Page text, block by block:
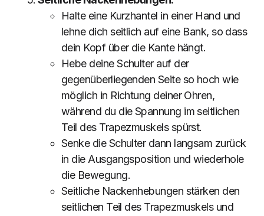
Halte eine Kurzhantel in einer Hand und
lehne dich seitlich auf eine Bank, so dass
dein Kopf über die Kante hängt.
Hebe deine Schulter auf der
gegenüberliegenden Seite so hoch wie
möglich in Richtung deiner Ohren,
während du die Spannung im seitlichen
Teil des Trapezmuskels spürst.
Senke die Schulter dann langsam zurück
in die Ausgangsposition und wiederhole
die Bewegung.
Seitliche Nackenhebungen stärken den
seitlichen Teil des Trapezmuskels und